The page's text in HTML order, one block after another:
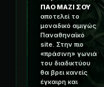
ΠΑΟ ΜΑΖΙ ΣΟΥ
αποτελεί το
μοναδικό αμιγώς
Παναθηναϊκό
site. Στην πιο
«πράσινη» γωνιά
του διαδικτύου
θα βρει κανείς
έγκαιρη και